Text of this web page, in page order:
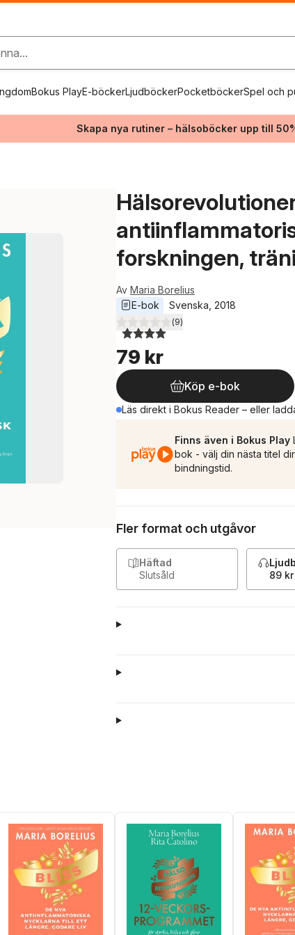
Bokus PlayE-böckerLjudböckerPocketböckerSpel och
Skapa nya rutiner – hälsoböcker upp till
forskningen,
Av Maria Borelius
E-bok
Svenska 2018
4,0utav 5 stjärnor. Totalt antal röster:
(9)
79 kr
Köp e-bok
Läs direkt i Bokus Reader – eller
Finns även i Bokus Play
bok - välj din nästa titel
bindningstid.
Fler format och utgåvor
Häftad
Slutsåld
89 kr